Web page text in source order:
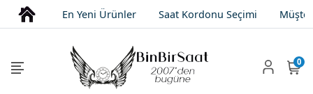
En Yeni Ürünler Saat Kordonu Seçimi
0